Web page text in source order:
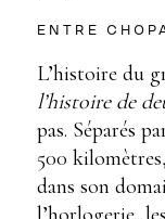
ENTRE
L’histoire du
l’histoire de
pas. Séparés
500
dans son